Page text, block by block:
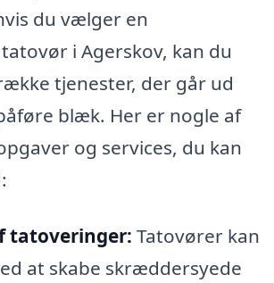
du vælger en
i Agerskov, kan du
tjenester, der går ud
blæk. Her er nogle af
og services, du kan
tatoveringer: Tatovører kan
at skabe skræddersyede